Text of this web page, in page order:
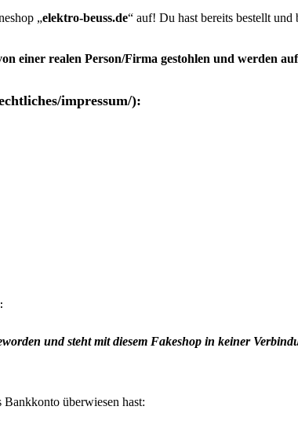
„elektro-beuss.de“ auf! Du hast bereits bestellt
einer realen Person/Firma gestohlen und werden
impressum/):
und steht mit diesem Fakeshop in keiner
Bankkonto überwiesen hast: